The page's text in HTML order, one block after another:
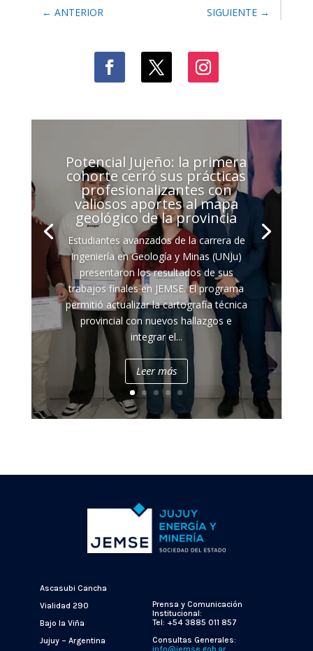
← ANTERIOR SIGUIENTE →
Potencial Jujeño: la primera
cohorte cerró sus prácticas
profesionalizantes con
valiosos aportes al mapa
geológico de la provincia
Estudiantes avanzados de la carrera de
Ingeniería en Geología y Minas (UNJu)
presentaron los resultados de sus
trabajos finales en JEMSE. El programa
permitió actualizar la cartografía técnica
provincial con nuevos hallazgos e
integrar el...
Leer más
Ascasubi Cancha
Vialidad 290
Bajo la Viña
Jujuy – Argentina
Prensa y Comunicación
Institucional:
Tel: +54 3885 011 857
Consultas Generales:
info@jemse.gob.ar